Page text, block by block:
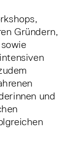
Gründern,
und